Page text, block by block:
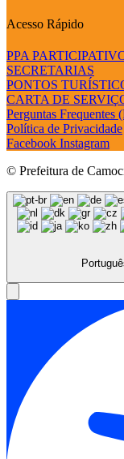
Acesso Rápido
PPA
SECRETARIAS
PONTOS
CARTA DE
Perguntas Frequentes
Política de Privacidade
Facebook Instagram
© Prefeitura de